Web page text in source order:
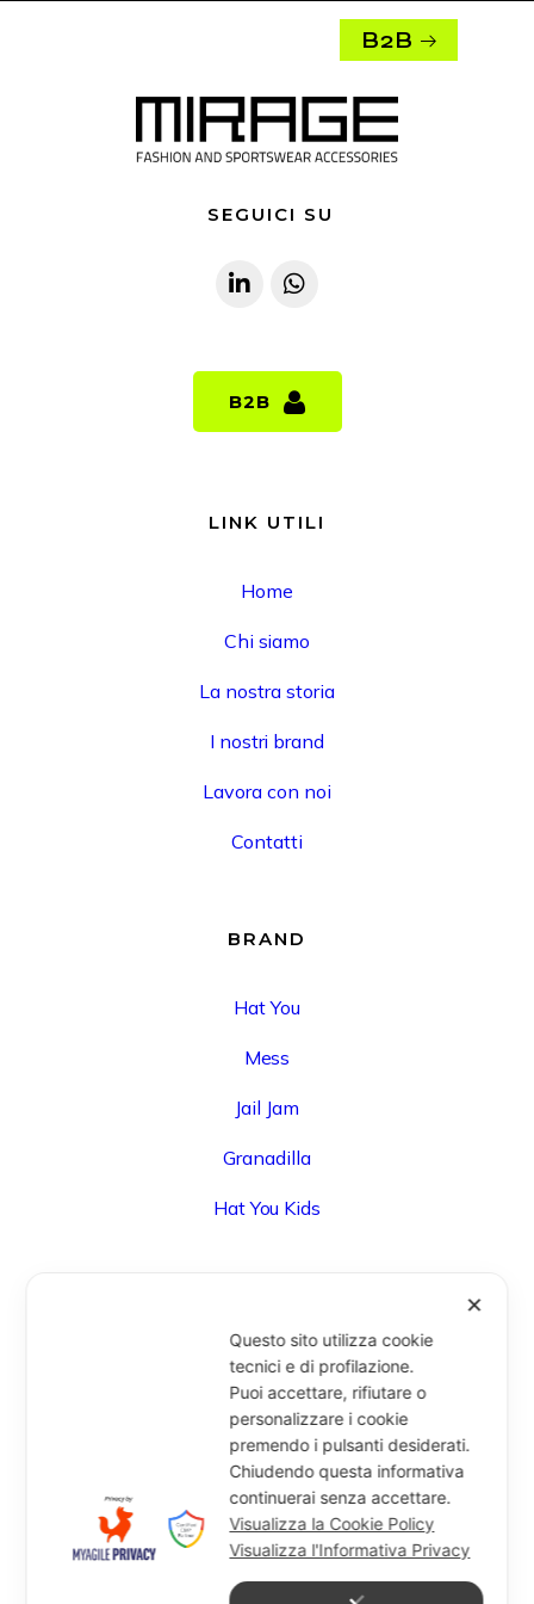
B2B
SEGUICI SU
B2B
B2B
LINK UTILI
Home
Chi siamo
La nostra storia
I nostri brand
Lavora con noi
Contatti
BRAND
Hat You
Mess
Jail Jam
Granadilla
Hat You Kids
Via Degli Speziali, 161 (Blocco 32 Centergross) -
40050 Funo di Argelato (BO) - Italy
info@miragesrl.com
+39 051 8651711
✕
Questo sito utilizza cookie
tecnici e di profilazione.
Puoi accettare, rifiutare o
personalizzare i cookie
premendo i pulsanti desiderati.
Chiudendo questa informativa
continuerai senza accettare.
Visualizza la Cookie Policy
Visualizza l'Informativa Privacy